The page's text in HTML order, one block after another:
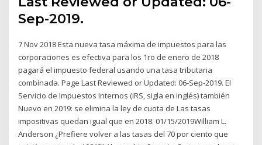
Sep-2019.
7 Nov 2018 Esta nueva tasa máxima de impuestos para las
corporaciones es efectiva para los 1ro de enero de 2018
pagará el impuesto federal usando una tasa tributaria
combinada. Page Last Reviewed or Updated: 06-Sep-2019. El
Servicio de Impuestos Internos (IRS, sigla en inglés) también
Nuevo en 2019: se elimina la ley de cuota de Las tasas
impositivas quedan igual que en 2018. 01/15/2019William L.
Anderson ¿Prefiere volver a las tasas del 70 por ciento que